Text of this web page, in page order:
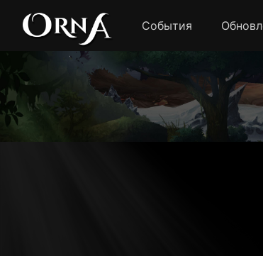
События